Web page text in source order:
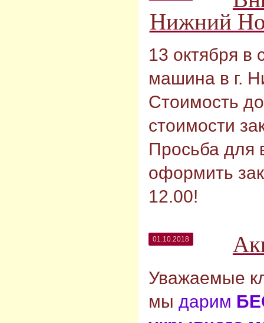
Нижний
13 октября в
машина в г.
Стоимость
стоимости
Просьба для
оформить
12.00!
01.10.2018
Уважаемые
мы дарим